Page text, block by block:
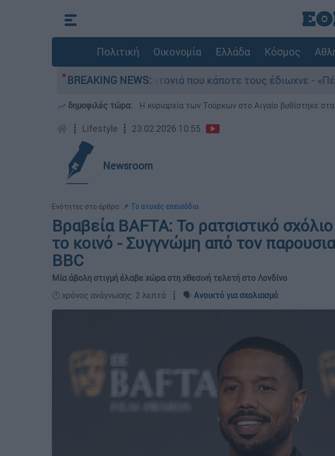
Πολιτική Οικονομία Ελλάδα Κόσμος
BREAKING NEWS:
μεγάλη φωτιά τη γειτονιά που κάποτε τους έδιωχνε - «Πέρασε
δημοφιλές τώρα: Η κυριαρχία των Τούρκων στο Αιγαίο βυθίστηκε
┋ Lifestyle ┋ 23.02.2026 10:55
Newsroom
Ενότητες στο άρθρο: 📌 Το ατυχές επεισόδιο
Βραβεία BAFTA: Το ρατσιστικό
το κοινό - Συγγνώμη από τον
BBC
Μία άβολη στιγμή έλαβε χώρα στη χθεσινή τελετή στο Λονδίνο
🕛 χρόνος ανάγνωσης: 2 λεπτά ┋ 🗣️ Ανοικτό για σχολιασμό